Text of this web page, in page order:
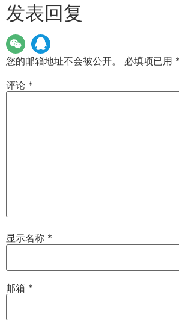
发表回复
您的邮箱地址不会被公开。 必填项已用 *
评论 *
显示名称 *
邮箱 *